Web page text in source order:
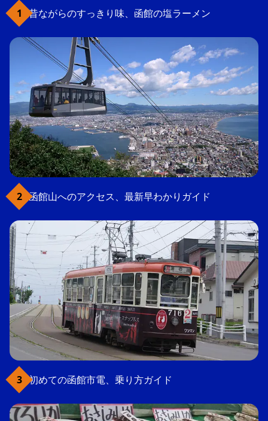
昔ながらのすっきり味、函館の塩ラーメン
函館山へのアクセス、最新早わかりガイド
初めての函館市電、乗り方ガイド